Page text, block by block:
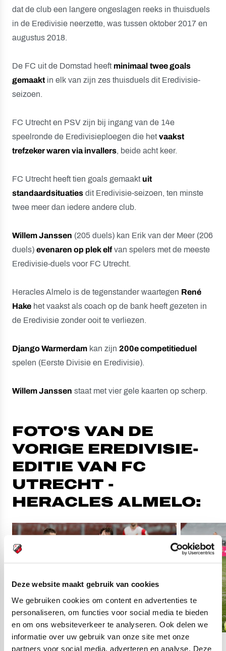
Deze website maakt gebruik van cookies
We gebruiken cookies om content en advertenties te
personaliseren, om functies voor social media te bieden
en om ons websiteverkeer te analyseren. Ook delen we
informatie over uw gebruik van onze site met onze
partners voor social media, adverteren en analyse. Deze
dat de club een langere ongeslagen reeks in thuisduels
in de Eredivisie neerzette, was tussen oktober 2017 en
augustus 2018.
De FC uit de Domstad heeft minimaal tweegoals
gemaakt in elk van zijn zes thuisduels dit Eredivisie-
seizoen.
FC Utrecht en PSV zijn bij ingang van de 14e
speelronde de Eredivisieploegen die hetvaakst
trefzeker waren via invallers, beide acht keer.
FC Utrecht heeft tien goals gemaakt uit
standaardsituaties dit Eredivisie-seizoen, ten minste
twee meer dan iedere andere club.
Willem Janssen (205 duels) kan Erik van der Meer (206
duels) evenaren op plek elfvan spelers met de meeste
Eredivisie-duels voor FC Utrecht.
Heracles Almelo is de tegenstander waartegen René
Hake het vaakst als coach op de bank heeft gezeten in
de Eredivisie zonder ooit te verliezen.
Django Warmerdam kan zijn 200e competitieduel
spelen (Eerste Divisie en Eredivisie).
Willem Janssen staat met vier gele kaarten op scherp.
FOTO'S VAN DE
VORIGE EREDIVISIE-
EDITIE VAN FC
UTRECHT -
HERACLES ALMELO: